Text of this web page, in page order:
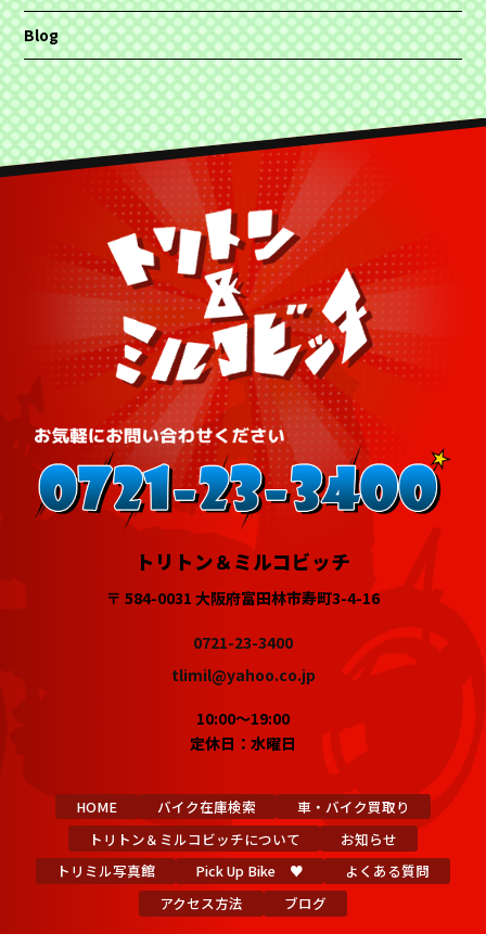
Blog
トリトン＆ミルコビッチ
〒 584-0031 大阪府富田林市寿町3-4-16
0721-23-3400
tlimil@yahoo.co.jp
10:00～19:00
定休日：水曜日
HOME バイク在庫検索
車・バイク買取り
トリトン＆ミルコビッチについて
お知らせ
トリミル写真館
Pick Up Bike ♥
よくある質問
アクセス方法
ブログ